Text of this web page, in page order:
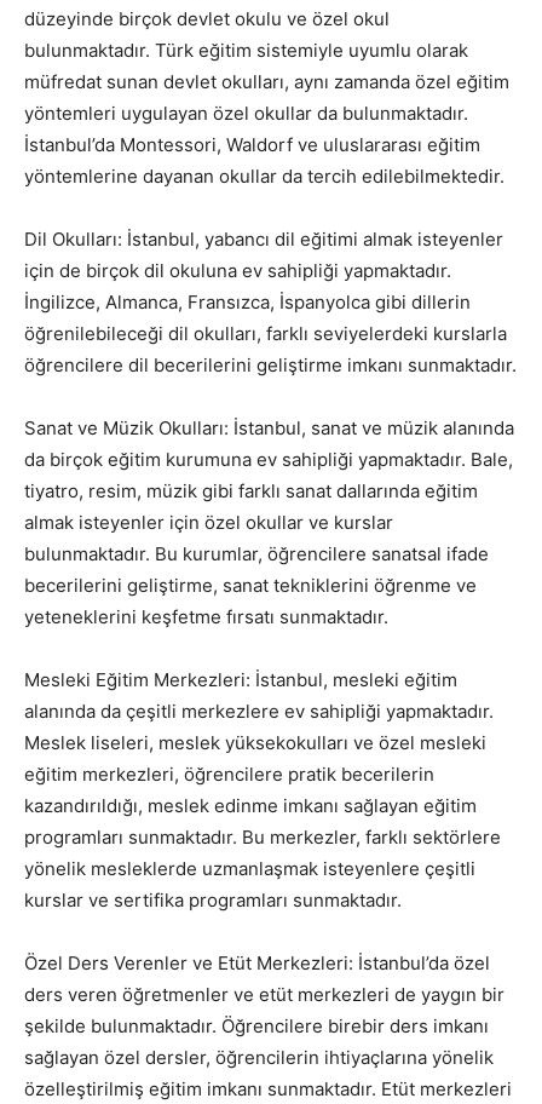
düzeyinde birçok devlet okulu ve özel okul
bulunmaktadır. Türk eğitim sistemiyle uyumlu olarak
müfredat sunan devlet okulları, aynı zamanda özel eğitim
yöntemleri uygulayan özel okullar da bulunmaktadır.
İstanbul’da Montessori, Waldorf ve uluslararası eğitim
yöntemlerine dayanan okullar da tercih edilebilmektedir.
Dil Okulları: İstanbul, yabancı dil eğitimi almak isteyenler
için de birçok dil okuluna ev sahipliği yapmaktadır.
İngilizce, Almanca, Fransızca, İspanyolca gibi dillerin
öğrenilebileceği dil okulları, farklı seviyelerdeki kurslarla
öğrencilere dil becerilerini geliştirme imkanı sunmaktadır.
Sanat ve Müzik Okulları: İstanbul, sanat ve müzik alanında
da birçok eğitim kurumuna ev sahipliği yapmaktadır. Bale,
tiyatro, resim, müzik gibi farklı sanat dallarında eğitim
almak isteyenler için özel okullar ve kurslar
bulunmaktadır. Bu kurumlar, öğrencilere sanatsal ifade
becerilerini geliştirme, sanat tekniklerini öğrenme ve
yeteneklerini keşfetme fırsatı sunmaktadır.
Mesleki Eğitim Merkezleri: İstanbul, mesleki eğitim
alanında da çeşitli merkezlere ev sahipliği yapmaktadır.
Meslek liseleri, meslek yüksekokulları ve özel mesleki
eğitim merkezleri, öğrencilere pratik becerilerin
kazandırıldığı, meslek edinme imkanı sağlayan eğitim
programları sunmaktadır. Bu merkezler, farklı sektörlere
yönelik mesleklerde uzmanlaşmak isteyenlere çeşitli
kurslar ve sertifika programları sunmaktadır.
Özel Ders Verenler ve Etüt Merkezleri: İstanbul’da özel
ders veren öğretmenler ve etüt merkezleri de yaygın bir
şekilde bulunmaktadır. Öğrencilere birebir ders imkanı
sağlayan özel dersler, öğrencilerin ihtiyaçlarına yönelik
özelleştirilmiş eğitim imkanı sunmaktadır. Etüt merkezleri